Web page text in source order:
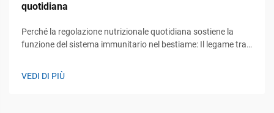
quotidiana
Perché la regolazione nutrizionale quotidiana sostiene la
funzione del sistema immunitario nel bestiame: Il legame tra
innata/adattativa. Assumere una corretta nutrizione giorno
VEDI DI PIÙ